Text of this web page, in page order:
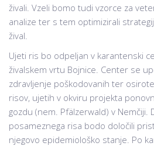
živali. Vzeli bomo tudi vzorce za
analize ter s tem optimizirali
žival.
Ujeti ris bo odpeljan v karantenski
živalskem vrtu Bojnice. Center se
zdravljenje poškodovanih ter
risov, ujetih v okviru projekta
gozdu (nem. Pfälzerwald) v Nemčiji.
posameznega risa bodo določili
njegovo epidemiološko stanje. Po